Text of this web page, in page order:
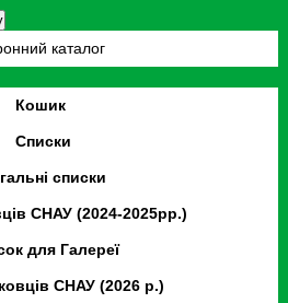
каталог
Кошик
Списки
списки
СНАУ (2024-2025рр.)
для Галереї
СНАУ (2026 р.)